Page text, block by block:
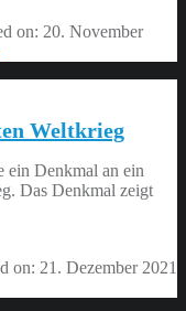
on: 20. November
Weltkrieg
ein Denkmal an ein
Das Denkmal zeigt
on: 21. Dezember 2021